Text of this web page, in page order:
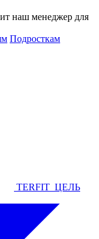
наш менеджер для
Подросткам
TERFIT_ЦЕЛЬ